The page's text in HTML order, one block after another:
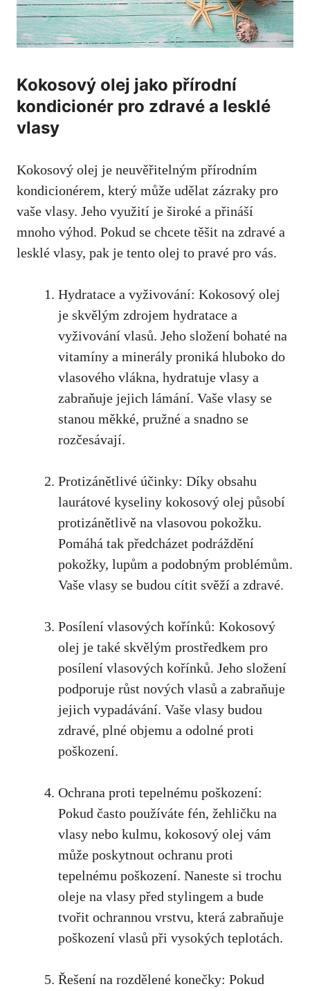
Kokosový olej jako přírodní
kondicionér pro zdravé a lesklé
vlasy
Kokosový olej je neuvěřitelným přírodním
kondicionérem, který může udělat zázraky pro
vaše vlasy. Jeho využití je široké a přináší
mnoho výhod. Pokud se chcete těšit na zdravé a
lesklé vlasy, pak je tento olej to pravé pro vás.
Hydratace a vyživování: Kokosový olej
je skvělým zdrojem hydratace a
vyživování vlasů. Jeho složení bohaté na
vitamíny a minerály proniká hluboko do
vlasového vlákna, hydratuje vlasy a
zabraňuje jejich lámání. Vaše vlasy se
stanou měkké, pružné a snadno se
rozčesávají.
Protizánětlivé účinky: Díky obsahu
laurátové kyseliny kokosový olej působí
protizánětlivě na vlasovou pokožku.
Pomáhá tak předcházet podráždění
pokožky, lupům a podobným problémům.
Vaše vlasy se budou cítit svěží a zdravé.
Posílení vlasových kořínků: Kokosový
olej je také skvělým prostředkem pro
posílení vlasových kořínků. Jeho složení
podporuje růst nových vlasů a zabraňuje
jejich vypadávání. Vaše vlasy budou
zdravé, plné objemu a odolné proti
poškození.
Ochrana proti tepelnému poškození:
Pokud často používáte fén, žehličku na
vlasy nebo kulmu, kokosový olej vám
může poskytnout ochranu proti
tepelnému poškození. Naneste si trochu
oleje na vlasy před stylingem a bude
tvořit ochrannou vrstvu, která zabraňuje
poškození vlasů při vysokých teplotách.
Řešení na rozdělené konečky: Pokud